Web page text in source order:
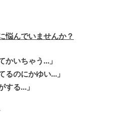
悩んでいませんか？
かいちゃう…」
るのにかゆい…」
する…」